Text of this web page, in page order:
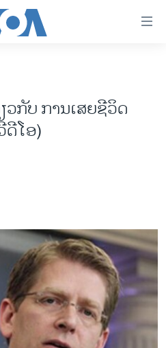
ກັບ ການເສຍຊີວິດ
ດີໂອ)